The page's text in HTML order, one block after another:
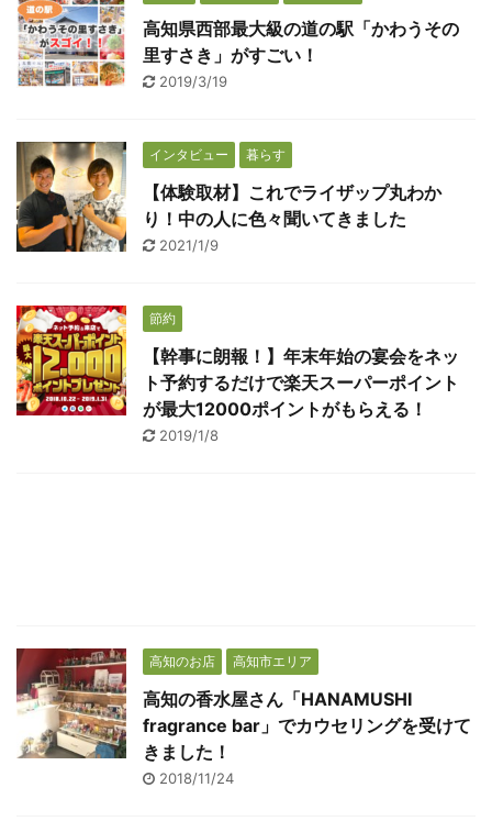
高知県西部最大級の道の駅「かわうその
里すさき」がすごい！
2019/3/19
インタビュー 暮らす
【体験取材】これでライザップ丸わか
り！中の人に色々聞いてきました
2021/1/9
節約
【幹事に朗報！】年末年始の宴会をネッ
ト予約するだけで楽天スーパーポイント
が最大12000ポイントがもらえる！
2019/1/8
高知のお店 高知市エリア
高知の香水屋さん「HANAMUSHI
fragrance bar」でカウセリングを受けて
きました！
2018/11/24